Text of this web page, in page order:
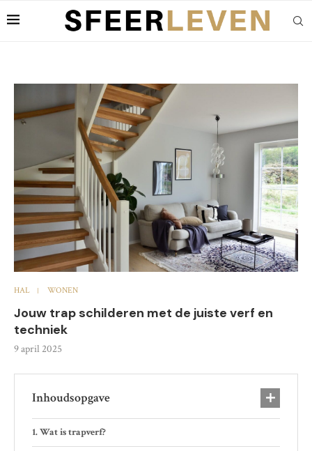
HAL WONEN
Jouw trap schilderen met de juiste verf en
techniek
9 april 2025
Inhoudsopgave
Wat is trapverf?